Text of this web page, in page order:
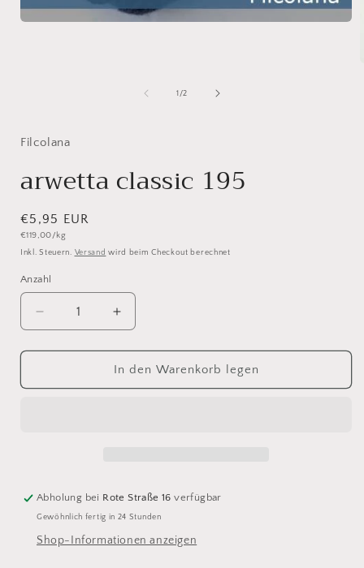
1 /von
2
Filcolana
arwetta classic 195
Normaler
Preis
€5,95 EUR
Grundpreis
€119,00/kg
Inkl. Steuern. Versand wird beim Checkout berechnet
Anzahl
Anzahl
Verringere
die
Menge
arwetta
Erhöhe
die
Menge
für
arwetta
In den Warenkorb legen
Abholung bei Rote Straße 16 verfügbar
Gewöhnlich fertig in 24 Stunden
Shop-Informationen anzeigen